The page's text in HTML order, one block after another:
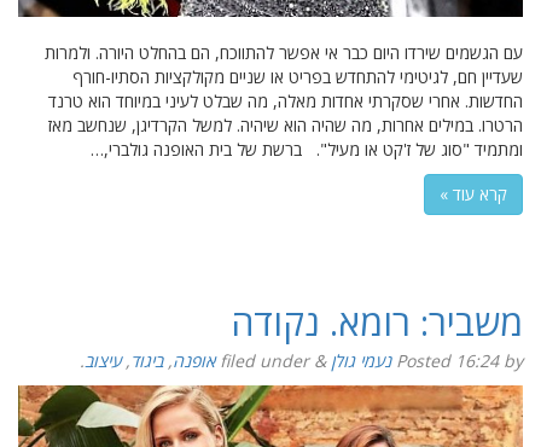
עם הגשמים שירדו היום כבר אי אפשר להתווכח, הם בהחלט היורה. ולמרות
שעדיין חם, לגיטימי להתחדש בפריט או שניים מקולקציות הסתיו-חורף
החדשות. אחרי שסקרתי אחדות מאלה, מה שבלט לעיני במיוחד הוא טרנד
הרטרו. במילים אחרות, מה שהיה הוא שיהיה. למשל הקרדיגן, שנחשב מאז
ומתמיד "סוג של ז'קט או מעיל". ברשת של בית האופנה גולברי,…
קרא עוד »
משביר: רומא. נקודה
Posted 16:24by נעמי גולן &
filed under אופנה,ביגוד,עיצוב.